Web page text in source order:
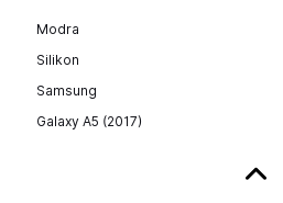
Modra
Silikon
Samsung
Galaxy A5 (2017)